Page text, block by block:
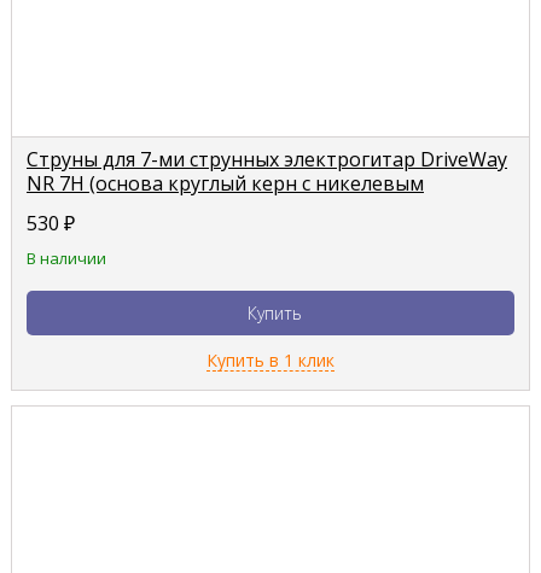
Струны для 7-ми струнных электрогитар DriveWay
NR 7H (основа круглый керн с никелевым
530 ₽
В наличии
Купить
Купить в 1 клик